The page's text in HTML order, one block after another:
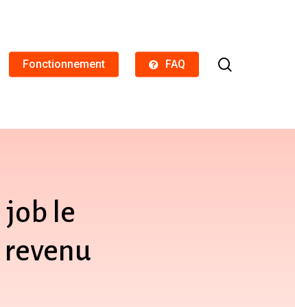
Fonctionnement FAQ
job le
revenu